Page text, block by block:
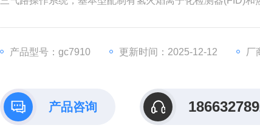
产品型号：gc7910 更新时间：2025-12-12 厂
产品咨询